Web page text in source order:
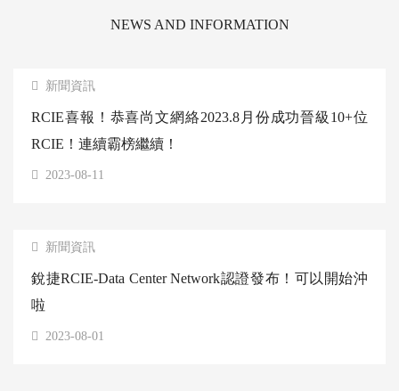
NEWS AND INFORMATION
新聞資訊
RCIE喜報！恭喜尚文網絡2023.8月份成功晉級10+位
RCIE！連續霸榜繼續！
2023-08-11
新聞資訊
銳捷RCIE-Data Center Network認證發布！可以開始沖
啦
2023-08-01